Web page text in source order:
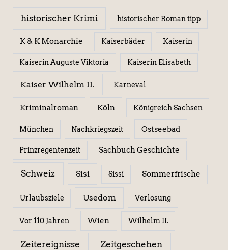
historischer Krimi historischer Roman tipp
K & K Monarchie Kaiserbäder Kaiserin
Kaiserin Auguste Viktoria Kaiserin Elisabeth
Kaiser Wilhelm II. Karneval
Kriminalroman Köln Königreich Sachsen
München Nachkriegszeit Ostseebad
Prinzregentenzeit Sachbuch Geschichte
Schweiz Sisi Sissi Sommerfrische
Urlaubsziele Usedom Verlosung
Vor 110 Jahren Wien Wilhelm II.
Zeitereignisse Zeitgeschehen